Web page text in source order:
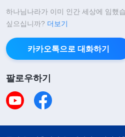
습니다. 또한 매일 맛있는 것
데리고 공원이나 쇼핑몰에
해야 좋은 아내이고, 우리 세
지 등에 대해 이야기했습니
말을 분별없이 받아들였고,
주고 아이도 말을 잘 들으니,
찮겠다는 생각이 들었습니다
하나님나라가 이미 인간 세상에 임했
싶으십니까? 더보기
카카오톡으로 대화하기
팔로우하기